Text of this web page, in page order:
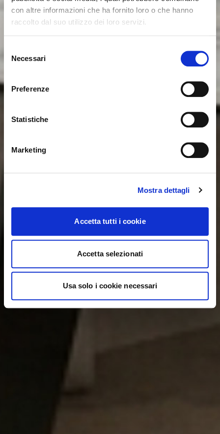
con altre informazioni che ha fornito loro o che hanno
raccolto dal suo utilizzo dei loro servizi.
delNecessari
Preferenze
Statistiche
Marketing
Mostra dettagli
Accetta tutti i cookie
Accetta selezionati
Usa solo i cookie necessari
Es scheint, dass Sie aus einem Schliessen
Möchten Sie zur Website in Vereinigte Staaten